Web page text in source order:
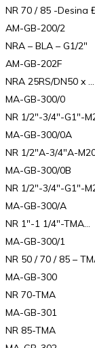
NR 70 / 85 -Desina
AM-GB-200/2
NRA – BLA – G1/2″
AM-GB-202F
NRA 25RS/DN50 x …
MA-GB-300/0
NR 1/2″-3/4″-G1″-
MA-GB-300/0A
NR 1/2″A-3/4″A-
MA-GB-300/0B
NR 1/2″-3/4″-G1″-
MA-GB-300/A
NR 1″-1 1/4″-TMA…
MA-GB-300/1
NR 50 / 70 / 85 –
MA-GB-300
NR 70-TMA
MA-GB-301
NR 85-TMA